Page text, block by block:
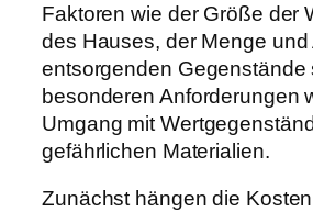
Faktoren wie der Größe der
des Hauses, der Menge und
entsorgenden Gegenstände
besonderen Anforderungen
Umgang mit
gefährlichen Materialien.
Zunächst hängen die